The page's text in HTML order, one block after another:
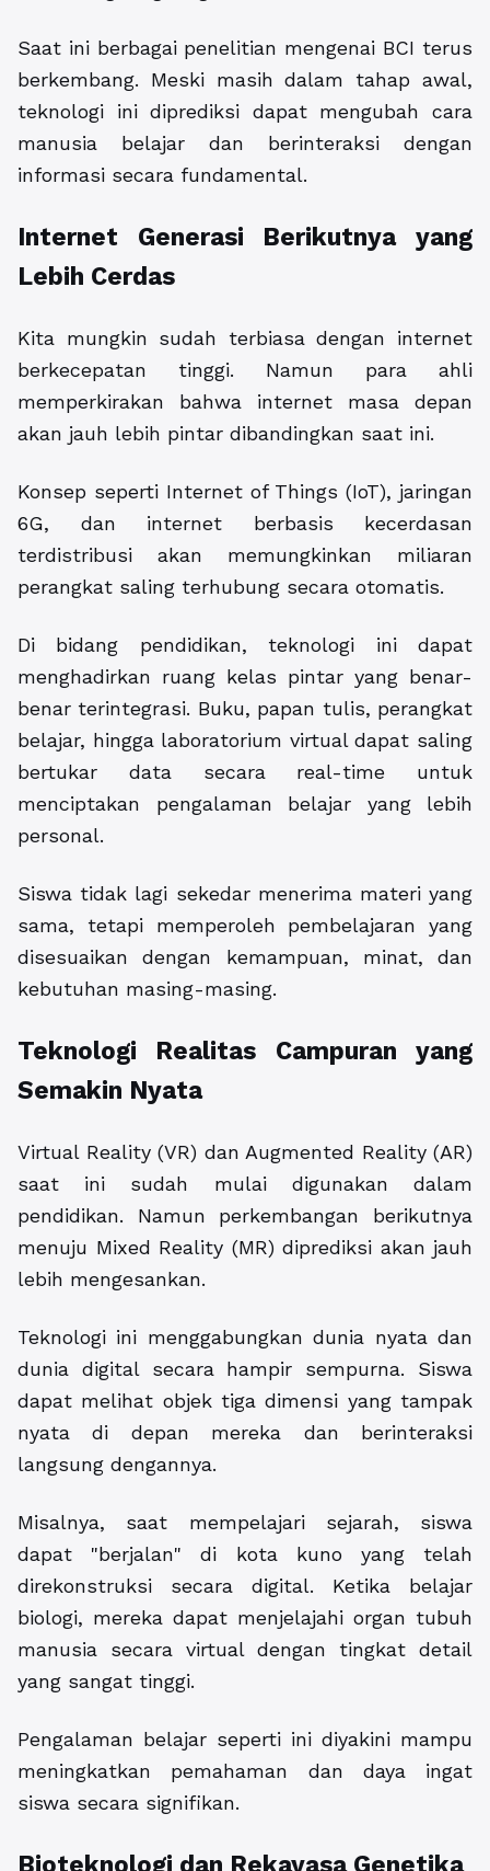
Saat ini berbagai penelitian mengenai BCI terus
berkembang. Meski masih dalam tahap awal,
teknologi ini diprediksi dapat mengubah cara
manusia belajar dan berinteraksi dengan
informasi secara fundamental.
Internet Generasi Berikutnya yang
Lebih Cerdas
Kita mungkin sudah terbiasa dengan internet
berkecepatan tinggi. Namun para ahli
memperkirakan bahwa internet masa depan
akan jauh lebih pintar dibandingkan saat ini.
Konsep seperti Internet of Things (IoT), jaringan
6G, dan internet berbasis kecerdasan
terdistribusi akan memungkinkan miliaran
perangkat saling terhubung secara otomatis.
Di bidang pendidikan, teknologi ini dapat
menghadirkan ruang kelas pintar yang benar-
benar terintegrasi. Buku, papan tulis, perangkat
belajar, hingga laboratorium virtual dapat saling
bertukar data secara real-time untuk
menciptakan pengalaman belajar yang lebih
personal.
Siswa tidak lagi sekedar menerima materi yang
sama, tetapi memperoleh pembelajaran yang
disesuaikan dengan kemampuan, minat, dan
kebutuhan masing-masing.
Teknologi Realitas Campuran yang
Semakin Nyata
Virtual Reality (VR) dan Augmented Reality (AR)
saat ini sudah mulai digunakan dalam
pendidikan. Namun perkembangan berikutnya
menuju Mixed Reality (MR) diprediksi akan jauh
lebih mengesankan.
Teknologi ini menggabungkan dunia nyata dan
dunia digital secara hampir sempurna. Siswa
dapat melihat objek tiga dimensi yang tampak
nyata di depan mereka dan berinteraksi
langsung dengannya.
Misalnya, saat mempelajari sejarah, siswa
dapat "berjalan" di kota kuno yang telah
direkonstruksi secara digital. Ketika belajar
biologi, mereka dapat menjelajahi organ tubuh
manusia secara virtual dengan tingkat detail
yang sangat tinggi.
Pengalaman belajar seperti ini diyakini mampu
meningkatkan pemahaman dan daya ingat
siswa secara signifikan.
Bioteknologi dan Rekayasa Genetika